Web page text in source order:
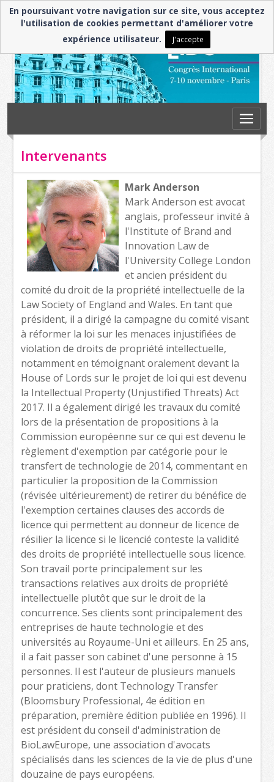
Intervenants
Mark Anderson
Mark Anderson est avocat
anglais, professeur invité à
l'Institute of Brand and
Innovation Law de
l'University College London
et ancien président du
comité du droit de la propriété intellectuelle de la
Law Society of England and Wales. En tant que
président, il a dirigé la campagne du comité visant
à réformer la loi sur les menaces injustifiées de
violation de droits de propriété intellectuelle,
notamment en témoignant oralement devant la
House of Lords sur le projet de loi qui est devenu
la Intellectual Property (Unjustified Threats) Act
2017. Il a également dirigé les travaux du comité
lors de la présentation de propositions à la
Commission européenne sur ce qui est devenu le
règlement d'exemption par catégorie pour le
transfert de technologie de 2014, commentant en
particulier la proposition de la Commission
(révisée ultérieurement) de retirer du bénéfice de
l'exemption certaines clauses des accords de
licence qui permettent au donneur de licence de
résilier la licence si le licencié conteste la validité
des droits de propriété intellectuelle sous licence.
Son travail porte principalement sur les
transactions relatives aux droits de propriété
intellectuelle plutôt que sur le droit de la
concurrence. Ses clients sont principalement des
entreprises de haute technologie et des
universités au Royaume-Uni et ailleurs. En 25 ans,
il a fait passer son cabinet d'une personne à 15
personnes. Il est l'auteur de plusieurs manuels
pour praticiens, dont Technology Transfer
(Bloomsbury Professional, 4e édition en
préparation, première édition publiée en 1996). Il
est président du conseil d'administration de
BioLawEurope, une association d'avocats
spécialisés dans les sciences de la vie de plus d'une
douzaine de pays européens.
En poursuivant votre navigation sur ce site, vous acceptez
l'utilisation de cookies permettant d'améliorer votre
expérience utilisateur.
J'accepte